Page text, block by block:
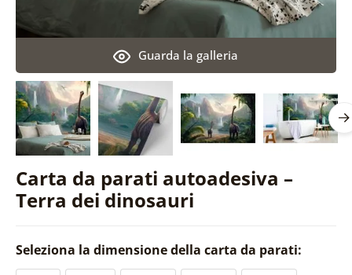
Carta da parati autoadesiva –
Terra dei dinosauri
Guarda la galleria
Seleziona la dimensione della carta da parati: